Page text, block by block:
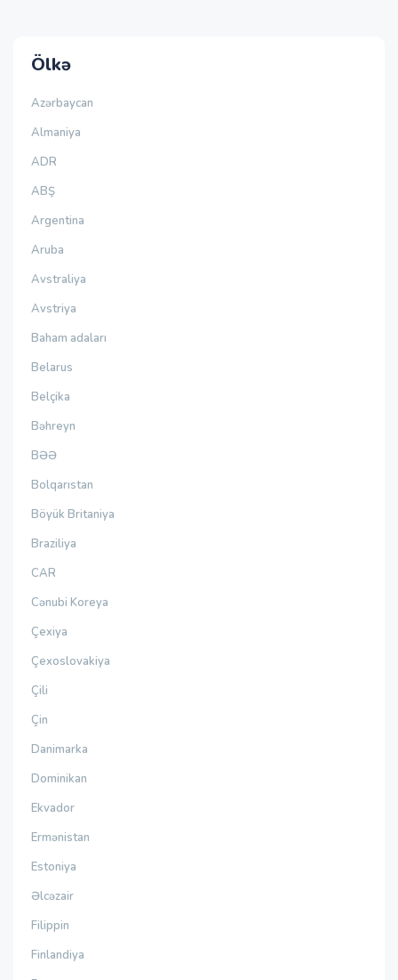
Ölkə
Azərbaycan
Almaniya
ADR
ABŞ
Argentina
Aruba
Avstraliya
Avstriya
Baham adaları
Belarus
Belçika
Bəhreyn
BƏƏ
Bolqarıstan
Böyük Britaniya
Braziliya
CAR
Cənubi Koreya
Çexiya
Çexoslovakiya
Çili
Çin
Danimarka
Dominikan
Ekvador
Ermənistan
Estoniya
Əlcəzair
Filippin
Finlandiya